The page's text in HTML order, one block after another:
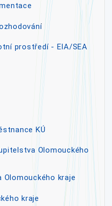
prostředí - EIA/SEA
KÚ
Olomouckého
kraje
kraje